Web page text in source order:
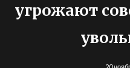
угрожают